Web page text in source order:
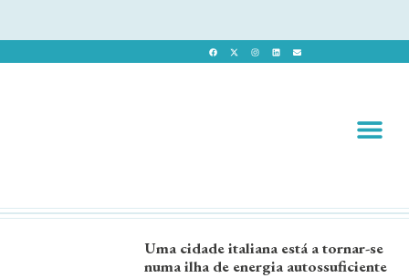
Uma cidade italiana está a tornar-se
numa ilha de energia autossuficiente